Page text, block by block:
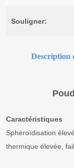
Description
Caractéristiques
Sphéroïdisation
thermique élevée,